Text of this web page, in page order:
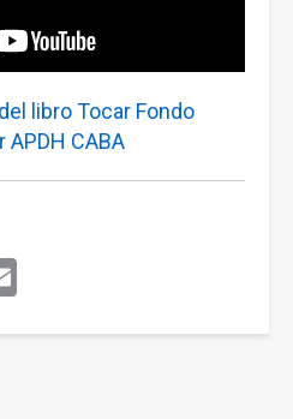
libro Tocar Fondo
APDH CABA